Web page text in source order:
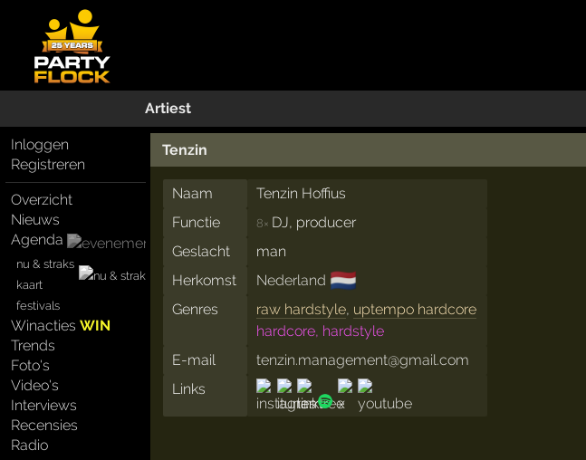
Artiest
Inloggen
Registreren
Overzicht
Nieuws
Agenda
nu & straks
kaart
festivals
WinactiesWIN
Trends
Foto's
Video's
Interviews
Recensies
Radio
Tenzin
Naam
Tenzin Hoffius
Functie
8× DJ, producer
Geslacht
man
Herkomst
Nederland 🇳🇱
Genres raw hardstyle, uptempo hardcore
hardcore, hardstyle
E-mail
tenzin.management@gmail.com
Links